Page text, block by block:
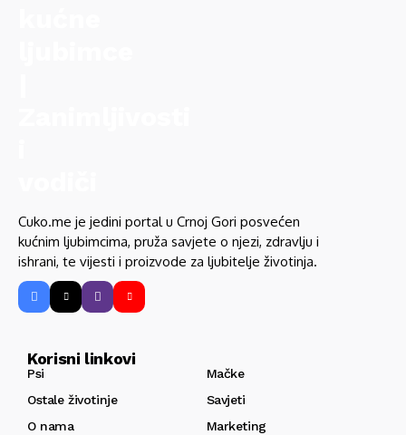
Cuko.me je jedini portal u Crnoj Gori posvećen
kućnim ljubimcima, pruža savjete o njezi, zdravlju i
ishrani, te vijesti i proizvode za ljubitelje životinja.
Korisni linkovi
Psi
Mačke
Ostale životinje
Savjeti
O nama
Marketing